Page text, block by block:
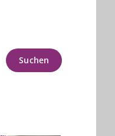
Suchen